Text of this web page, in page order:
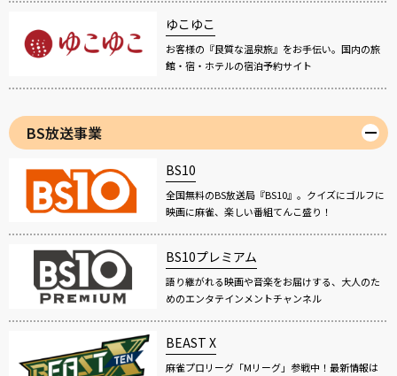
ゆこゆこ
お客様の『良質な温泉旅』をお手伝い。国内の旅
館・宿・ホテルの宿泊予約サイト
BS放送事業
BS10
全国無料のBS放送局『BS10』。クイズにゴルフに
映画に麻雀、楽しい番組てんこ盛り！
BS10プレミアム
語り継がれる映画や音楽をお届けする、大人のた
めのエンタテインメントチャンネル
BEAST X
麻雀プロリーグ「Mリーグ」参戦中！最新情報は